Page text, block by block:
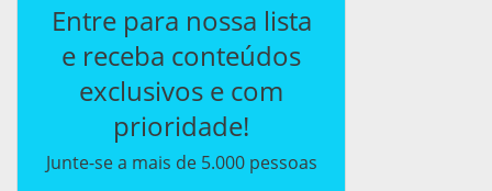
Entre para nossa lista
e receba conteúdos
exclusivos e com
prioridade!
Junte-se a mais de 5.000 pessoas